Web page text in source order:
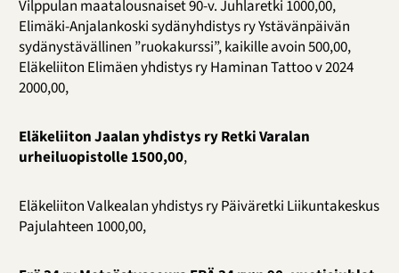
Vilppulan maatalousnaiset 90-v. Juhlaretki 1000,00,
Elimäki-Anjalankoski sydänyhdistys ry Ystävänpäivän
sydänystävällinen ”ruokakurssi”, kaikille avoin 500,00,
Eläkeliiton Elimäen yhdistys ry Haminan Tattoo v 2024
2000,00,
Eläkeliiton Jaalan yhdistys ry Retki Varalan
urheiluopistolle 1500,00,
Eläkeliiton Valkealan yhdistys ry Päiväretki Liikuntakeskus
Pajulahteen 1000,00,